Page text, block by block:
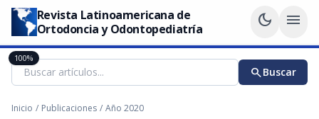
Revista Latinoamericana de
Ortodoncia y Odontopediatría
dark_mode menu
searchBuscar
Inicio / Publicaciones / Año 2020
100%